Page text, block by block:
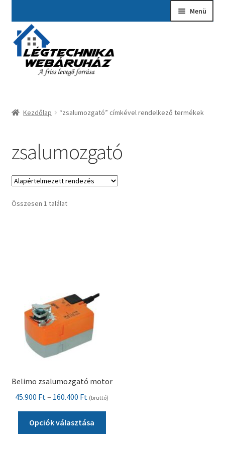
navigációhoz
tartalomba
Menü
Kezdőlap
A fiókom
Ajánlatkérés
Általános szerződési feltételek
Visszatérítési tájékoztató
Kezdőlap “zsalumozgató” címkével rendelkező termékek
zsalumozgató
Összesen 1 találat
Belimo zsalumozgató motor
45.900 Ft – 160.400 Ft Ártartomány:
-
160.400 Ft
(bruttó)
Opciók választása